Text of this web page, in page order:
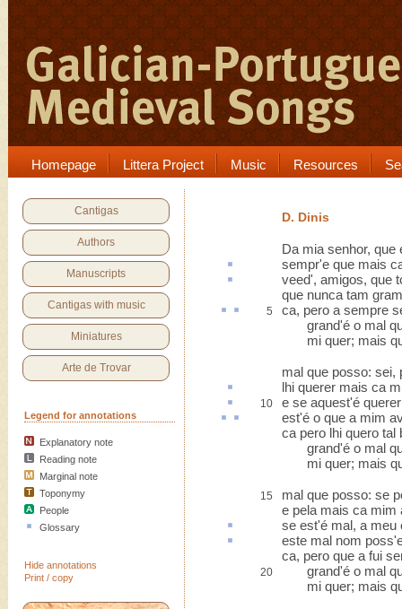
Homepage Littera Project Music Resources
Cantigas
Authors
Manuscripts
Cantigas with music
Miniatures
Arte de Trovar
Legend for annotations
Explanatory note
Reading note
Marginal note
Toponymy
People
Glossary
Hide annotations
Print / copy
D. Dinis
Da mia senhor, que
sempr'e que mais
veed', amigos, que
que nunca tam
5 ca, pero a sempre
grand'é o mal
mi quer; mais
mal que posso: sei,
lhi querer mais ca
10 e se aquest'é
est'é o que a mim
ca pero lhi quero tal
grand'é o mal
mi quer; mais
15
mal que posso: se
e pela mais ca mim
se est'é mal, a meu
este mal nom
ca, pero que a fui
20
grand'é o mal
mi quer; mais